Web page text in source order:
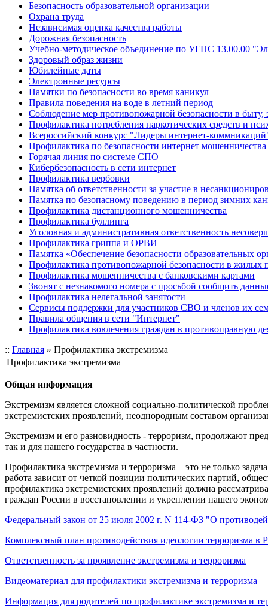
Безопасность образовательной организации
Охрана труда
Независимая оценка качества работы
Дорожная безопасность
Учебно-методическое объединение по УГПС 13.00.00
Здоровый образ жизни
Юбилейные даты
Электронные ресурсы
Памятки по безопасности во время каникул
Правила поведения на воде в летний период
Соблюдение мер противопожарной безопасности в быту,
Профилактика потребления наркотических средств и
Всероссийский конкурс "Лидеры интернет-
Профилактика по безопасности интернет мошенничества
Горячая линия по системе СПО
Кибербезопасность в сети интернет
Профилактика вербовки
Памятка об ответственности за участие в
Памятка по безопасному поведению в период зимних
Профилактика дистанционного мошенничества
Профилактика буллинга
Уголовная и административная ответственность
Профилактика гриппа и ОРВИ
Памятка «Обеспечение безопасности образовательных
Профилактика противопожарной безопасности в жилых
Профилактика мошенничества с банковскими картами
Звонят с незнакомого номера с просьбой сообщить
Профилактика нелегальной занятости
Сервисы поддержки для участников СВО и членов их
Правила общения в сети "Интернет"
Профилактика вовлечения граждан в противоправную
:: Главная » Профилактика экстремизма
Профилактика экстремизма
Общая информация
Экстремизм является сложной социально-политической
экстремистских проявлений, неоднородным составом
Экстремизм и его разновидность - терроризм, продолжают
так и для нашего государства в частности.
Профилактика экстремизма и терроризма – это не только
работа зависит от четкой позиции политических партий,
профилактика экстремистских проявлений должна
граждан России в восстановлении и укреплении нашего
Федеральный закон от 25 июля 2002 г. N 114-ФЗ "О
Комплексный план противодействия идеологии терроризма в
Ответственность за проявление экстремизма и терроризма
Видеоматериал для профилактики экстремизма и терроризма
Информация для родителей по профилактике экстремизма и